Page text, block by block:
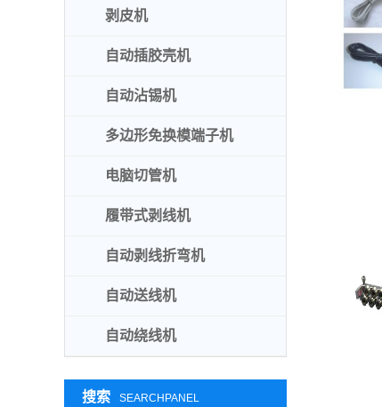
剥皮机
自动插胶壳机
自动沾锡机
多边形免换模端子机
电脑切管机
履带式剥线机
自动剥线折弯机
自动送线机
自动绕线机
搜索 SEARCHPANEL